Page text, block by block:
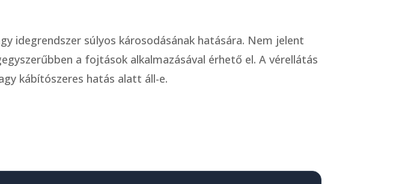
idegrendszer súlyos károsodásának hatására. Nem jelent
a fojtások alkalmazásával érhető el. A vérellátás
kábítószeres hatás alatt áll-e.